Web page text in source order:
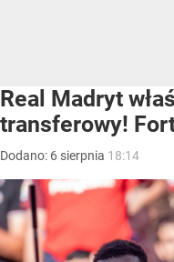
Real Madryt
transferowy!
Dodano: 6 sierpnia 18:14